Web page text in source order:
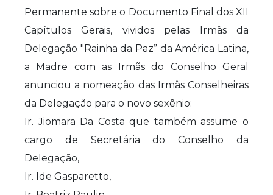
Permanente sobre o Documento Final dos XII
Capítulos Gerais, vividos pelas Irmãs da
Delegação "Rainha da Paz” da América Latina,
a Madre com as Irmãs do Conselho Geral
anunciou a nomeação das Irmãs Conselheiras
da Delegação para o novo sexênio:
Ir. Jiomara Da Costa que também assume o
cargo de Secretária do Conselho da
Delegação,
Ir. Ide Gasparetto,